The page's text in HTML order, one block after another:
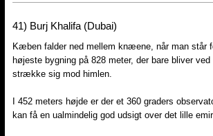
41) Burj Khalifa (Dubai)
Kæben falder ned mellem knæene, når man står
højeste bygning på 828 meter, der bare bliver
strække sig mod himlen.
I 452 meters højde er der et 360 graders
kan få en ualmindelig god udsigt over det lille